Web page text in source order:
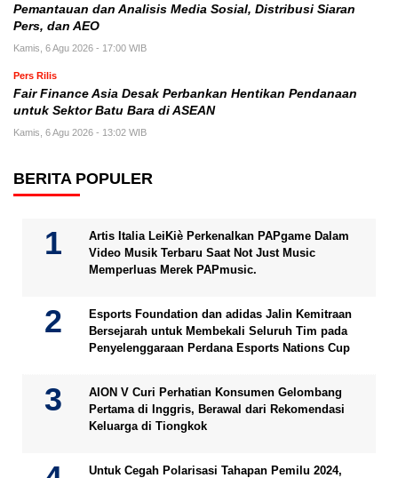
Pemantauan dan Analisis Media Sosial, Distribusi Siaran
Pers, dan AEO
Kamis, 6 Agu 2026 - 17:00 WIB
Pers Rilis
Fair Finance Asia Desak Perbankan Hentikan Pendanaan
untuk Sektor Batu Bara di ASEAN
Kamis, 6 Agu 2026 - 13:02 WIB
BERITA POPULER
Artis Italia LeiKiè Perkenalkan PAPgame Dalam
Video Musik Terbaru Saat Not Just Music
Memperluas Merek PAPmusic.
Esports Foundation dan adidas Jalin Kemitraan
Bersejarah untuk Membekali Seluruh Tim pada
Penyelenggaraan Perdana Esports Nations Cup
AION V Curi Perhatian Konsumen Gelombang
Pertama di Inggris, Berawal dari Rekomendasi
Keluarga di Tiongkok
Untuk Cegah Polarisasi Tahapan Pemilu 2024,